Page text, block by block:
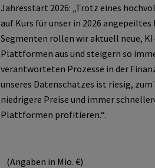
Jahresstart 2026: „Trotz eines
auf Kurs für unser in 2026
Segmenten rollen wir aktuell neue,
Plattformen aus und steigern so
verantworteten Prozesse in der
unseres Datenschatzes ist riesig,
niedrigere Preise und immer
Plattformen profitieren.“.
(Angaben in Mio. €)